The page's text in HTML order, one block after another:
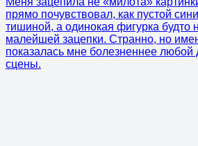
прямо почувствовал, как пустой
тишиной, а одинокая фигурка будто
малейшей зацепки. Странно, но
показалась мне болезненнее любой
сцены.